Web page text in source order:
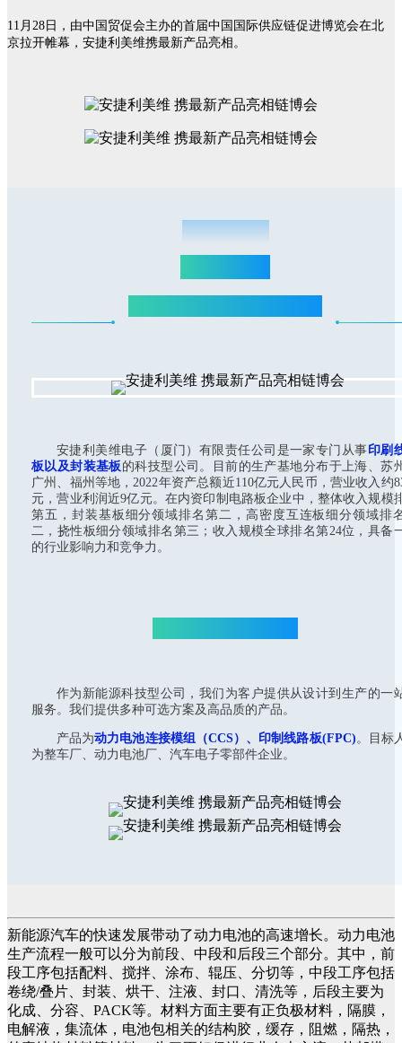
11月28日，由中国贸促会主办的首届中国国际供应链促进博览会在北
京拉开帷幕，安捷利美维携最新产品亮相。
AKMMV
安捷利美维电子（厦门）有限责任公司是一家专门从事印刷
板以及封装基板的科技型公司。目前的生产基地分布于上海、苏
广州、福州等地，2022年资产总额近110亿元人民币，营业收入约
元，营业利润近9亿元。在内资印制电路板企业中，整体收入规模
第五，封装基板细分领域排名第二，高密度互连板细分领域排
二，挠性板细分领域排名第三；收入规模全球排名第24位，具备
的行业影响力和竞争力。
作为新能源科技型公司，我们为客户提供从设计到生产的一
服务。我们提供多种可选方案及高品质的产品。
产品为动力电池连接模组（CCS）、印制线路板(FPC)。目标
为整车厂、动力电池厂、汽车电子零部件企业。
新能源汽车的快速发展带动了动力电池的高速增长。动力电池
生产流程一般可以分为前段、中段和后段三个部分。其中，前
段工序包括配料、搅拌、涂布、辊压、分切等，中段工序包括
卷绕/叠片、封装、烘干、注液、封口、清洗等，后段主要为
化成、分容、PACK等。材料方面主要有正负极材料，隔膜，
电解液，集流体，电池包相关的结构胶，缓存，阻燃，隔热，